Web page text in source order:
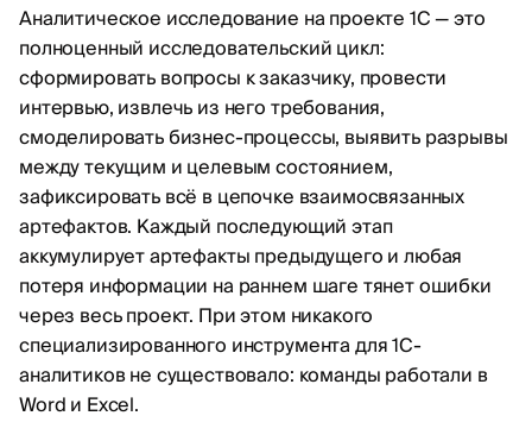
Аналитическое исследование на проекте 1С — это
полноценный исследовательский цикл:
сформировать вопросы к заказчику, провести
интервью, извлечь из него требования,
смоделировать бизнес-процессы, выявить разрывы
между текущим и целевым состоянием,
зафиксировать всё в цепочке взаимосвязанных
артефактов. Каждый последующий этап
аккумулирует артефакты предыдущего и любая
потеря информации на раннем шаге тянет ошибки
через весь проект. При этом никакого
специализированного инструмента для 1С-
аналитиков не существовало: команды работали в
Word и Excel.